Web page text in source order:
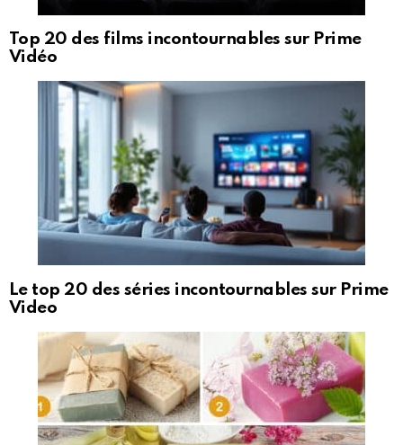
Top 20 des films incontournables sur Prime
Vidéo
Le top 20 des séries incontournables sur Prime
Video